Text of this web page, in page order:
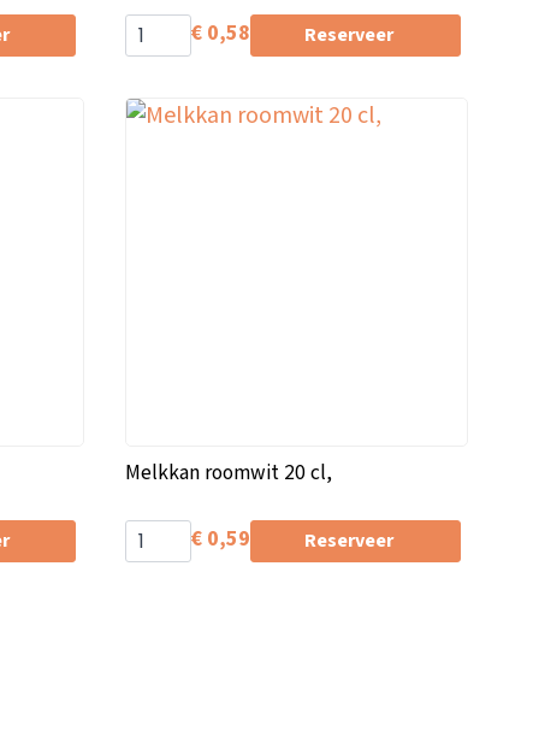
€0,58 Reserveer
Melkkan roomwit 20 cl,
€0,59 Reserveer